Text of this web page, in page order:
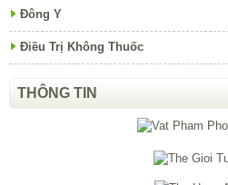
Đông Y
Điều Trị Không Thuốc
THÔNG TIN